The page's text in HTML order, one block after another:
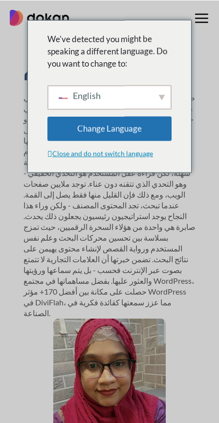
إلى
المحتوى
صابرة الاسلام
صابرة إسلام هي كاتبة ومسوقة محتوى ووردبريس. وهي
منخرطة بشكل عميق في تسويق المحتوى في weDevs
وDokan، حيث تتجاوز مجرد الكتابة - فهي تفك شفرة نية
المستخدم. بالنسبة لها، المحتوى ليس مجرد كلمات؛ بل
يتعلق بعكس ما يبحث عنه المستخدمون. بفضل فهمها
الحاد لسلوك الجمهور وتحسين محركات البحث، تقوم
بصياغة محتوى لا يخبر فقط بل ويصنف أيضًا. الكتابة
سهلة، لكن قراءة عقل المستخدم هو التحدي الحقيقي -
وهو التحدي الذي تتقنه دون عناء. توجد ملايين صفحات
الويب، ومع ذلك فإن القليل منها فقط يصل إلى القمة.
عندما تبحث، تجد المحتوى المصنف - ولكن وراء هذا
النجاح يوجد استراتيجيون رئيسيون يجعلون ذلك يحدث.
صابرة هي واحدة من هؤلاء السحرة الرقميين، حيث تمزج
بسلاسة بين تحسين محركات البحث وعلم نفس
المستخدم ورواية القصص لإنشاء محتوى يهيمن على
نتائج البحث. تضمن خبرتها أن العلامات التجارية لا تتمتع
بصوت عبر الإنترنت فحسب - بل يتم سماعها ورؤيتها
والعثور عليها. بفضل مساهماتها في مجتمع WordPress،
حصلت على مكانة بين أفضل 170+ مؤثر WordPress
في DiviFlah، مما عزز سمعتها كقائدة فكرية في
الصناعة.
We've detected you might be
speaking a different language. Do
you want to change to:
English
Change Language
Close and do not switch language